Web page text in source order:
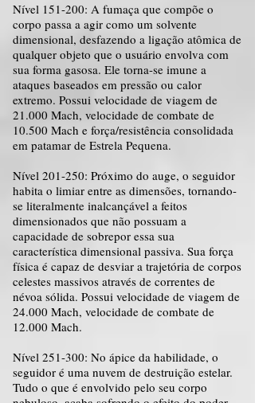
Nível 151-200: A fumaça que compõe o
corpo passa a agir como um solvente
dimensional, desfazendo a ligação atômica de
qualquer objeto que o usuário envolva com
sua forma gasosa. Ele torna-se imune a
ataques baseados em pressão ou calor
extremo. Possui velocidade de viagem de
21.000 Mach, velocidade de combate de
10.500 Mach e força/resistência consolidada
em patamar de Estrela Pequena.
Nível 201-250: Próximo do auge, o seguidor
habita o limiar entre as dimensões, tornando-
se literalmente inalcançável a feitos
dimensionados que não possuam a
capacidade de sobrepor essa sua
característica dimensional passiva. Sua força
física é capaz de desviar a trajetória de corpos
celestes massivos através de correntes de
névoa sólida. Possui velocidade de viagem de
24.000 Mach, velocidade de combate de
12.000 Mach.
Nível 251-300: No ápice da habilidade, o
seguidor é uma nuvem de destruição estelar.
Tudo o que é envolvido pelo seu corpo